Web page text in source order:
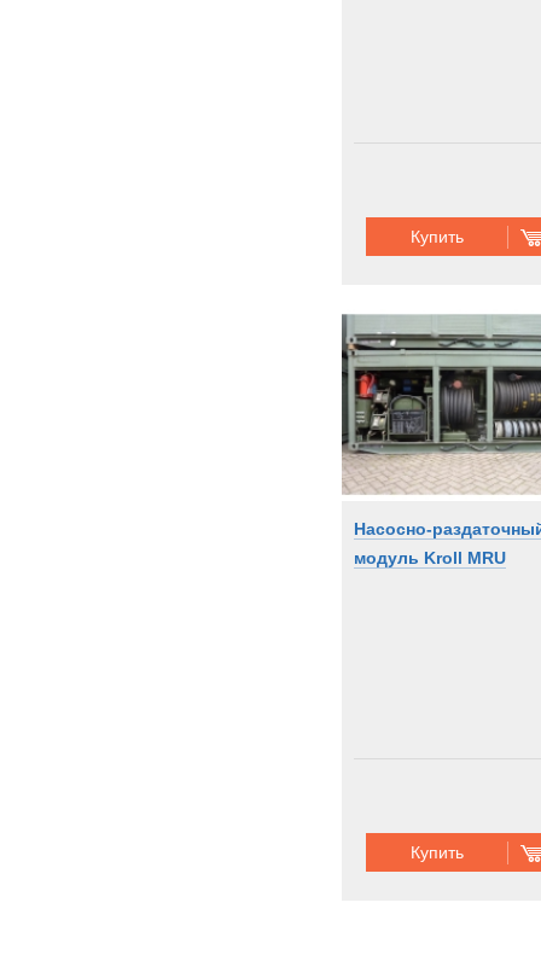
Купить
Насосно-
модуль Kroll MRU
Купить